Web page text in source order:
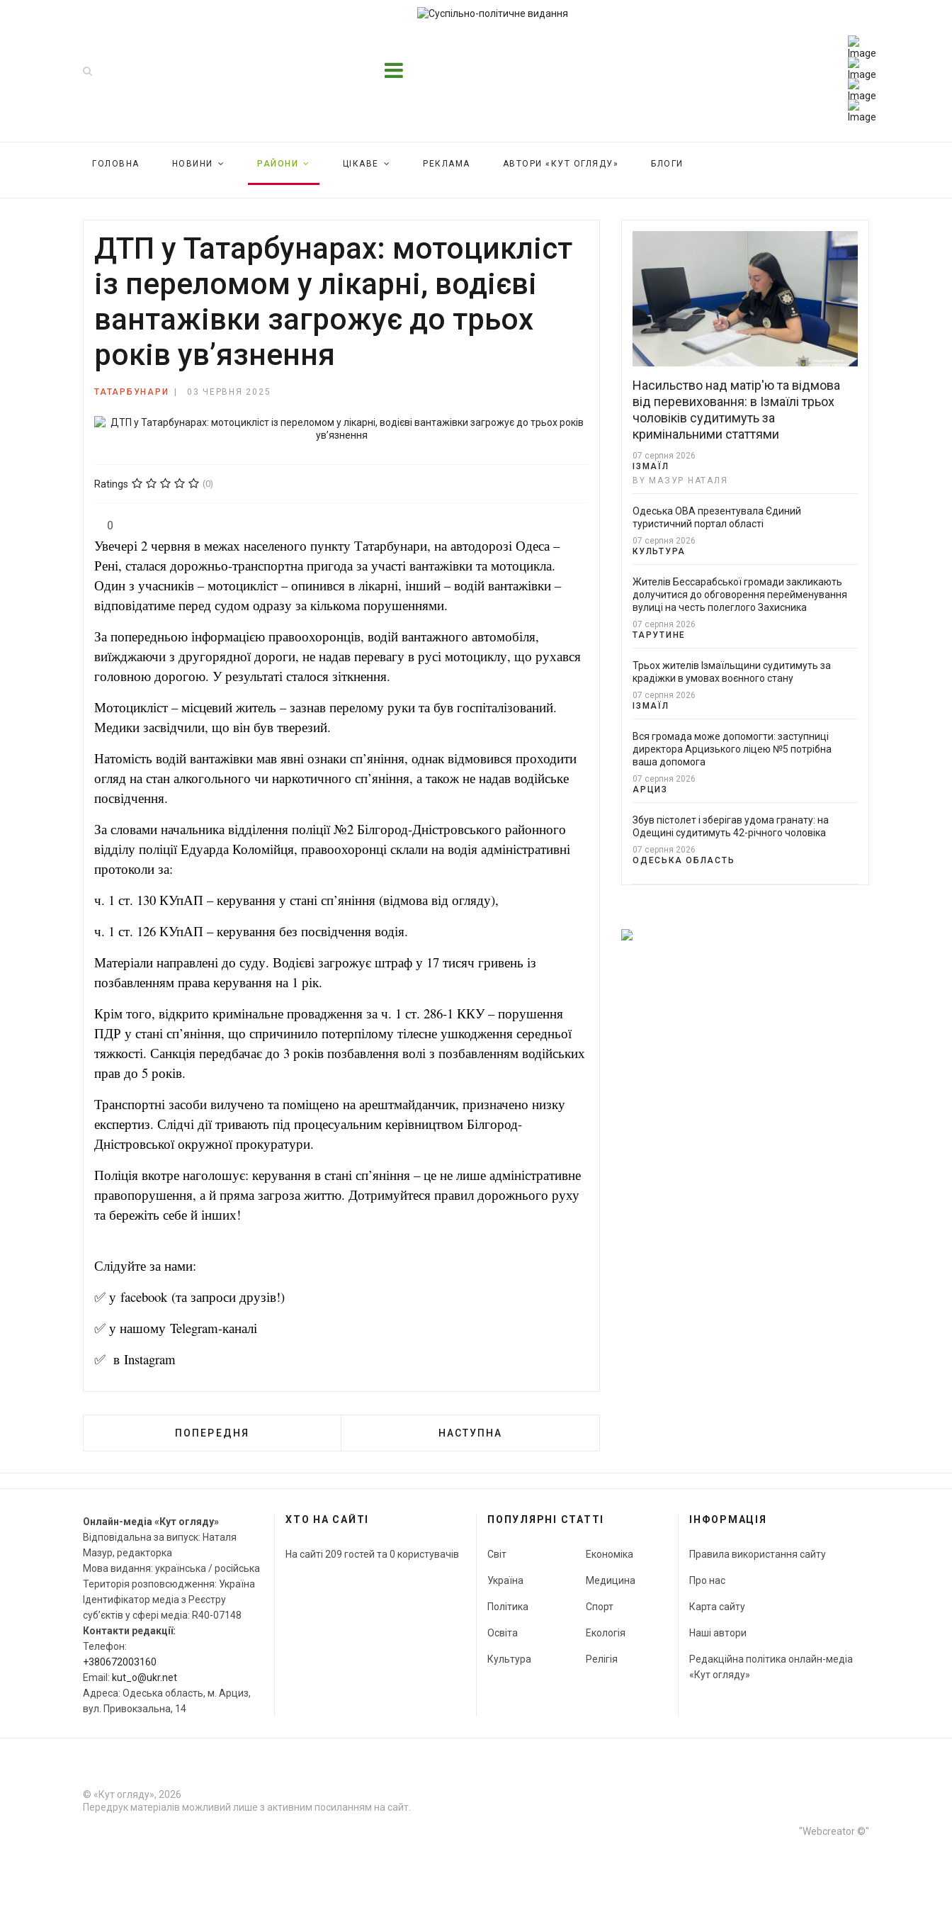
ГОЛОВНА НОВИНИ РАЙОНИ ЦІКАВЕ РЕКЛАМА АВТОРИ «КУТ ОГЛЯДУ» БЛОГИ
ДТП у Татарбунарах: мотоцикліст
із переломом у лікарні, водієві
вантажівки загрожує до трьох
років ув’язнення
ТАТАРБУНАРИ 03 ЧЕРВНЯ 2025
Ratings (0)
0
Увечері 2 червня в межах населеного пункту Татарбунари, на автодорозі Одеса –
Рені, сталася дорожньо-транспортна пригода за участі вантажівки та мотоцикла.
Один з учасників – мотоцикліст – опинився в лікарні, інший – водій вантажівки –
відповідатиме перед судом одразу за кількома порушеннями.
За попередньою інформацією правоохоронців, водій вантажного автомобіля,
виїжджаючи з другорядної дороги, не надав перевагу в русі мотоциклу, що рухався
головною дорогою. У результаті сталося зіткнення.
Мотоцикліст – місцевий житель – зазнав перелому руки та був госпіталізований.
Медики засвідчили, що він був тверезий.
Натомість водій вантажівки мав явні ознаки сп’яніння, однак відмовився проходити
огляд на стан алкогольного чи наркотичного сп’яніння, а також не надав водійське
посвідчення.
За словами начальника відділення поліції №2 Білгород-Дністровського районного
відділу поліції Едуарда Коломійця, правоохоронці склали на водія адміністративні
протоколи за:
ч. 1 ст. 130 КУпАП – керування у стані сп’яніння (відмова від огляду),
ч. 1 ст. 126 КУпАП – керування без посвідчення водія.
Матеріали направлені до суду. Водієві загрожує штраф у 17 тисяч гривень із
позбавленням права керування на 1 рік.
Крім того, відкрито кримінальне провадження за ч. 1 ст. 286-1 ККУ – порушення
ПДР у стані сп’яніння, що спричинило потерпілому тілесне ушкодження середньої
тяжкості. Санкція передбачає до 3 років позбавлення волі з позбавленням водійських
прав до 5 років.
Транспортні засоби вилучено та поміщено на арештмайданчик, призначено низку
експертиз. Слідчі дії тривають під процесуальним керівництвом Білгород-
Дністровської окружної прокуратури.
Поліція вкотре наголошує: керування в стані сп’яніння – це не лише адміністративне
правопорушення, а й пряма загроза життю. Дотримуйтеся правил дорожнього руху
та бережіть себе й інших!
Слідуйте за нами:
✅ у facebook(та запроси друзів!)
✅ у нашому Telegram-каналі
✅ в Instagram
ПОПЕРЕДНЯ НАСТУПНА
Насильство над матір'ю та відмова
від перевиховання: в Ізмаїлі трьох
чоловіків судитимуть за
кримінальними статтями
07 серпня 2026
ІЗМАЇЛ
BY МАЗУР НАТАЛЯ
Одеська ОВА презентувала Єдиний
туристичний портал області
07 серпня 2026
КУЛЬТУРА
Жителів Бессарабської громади закликають
долучитися до обговорення перейменування
вулиці на честь полеглого Захисника
07 серпня 2026
ТАРУТИНЕ
Трьох жителів Ізмаїльщини судитимуть за
крадіжки в умовах воєнного стану
07 серпня 2026
ІЗМАЇЛ
Вся громада може допомогти: заступниці
директора Арцизького ліцею №5 потрібна
ваша допомога
07 серпня 2026
АРЦИЗ
Збув пістолет і зберігав удома гранату: на
Одещині судитимуть 42-річного чоловіка
07 серпня 2026
ОДЕСЬКА ОБЛАСТЬ
Онлайн-медіа «Кут огляду»
Відповідальна за випуск: Наталя
Мазур, редакторка
Мова видання: українська / російська
Територія розповсюдження: Україна
Ідентифікатор медіа з Реєстру
суб’єктів у сфері медіа: R40-07148
Контакти редакції:
Телефон:
+380672003160
Email: kut_o@ukr.net
Адреса: Одеська область, м. Арциз,
вул. Привокзальна, 14
ХТО НА САЙТІ
На сайті 209 гостей та 0 користувачів
ПОПУЛЯРНІ СТАТТІ
Світ
Україна
Політика
Освіта
Культура
Економіка
Медицина
Спорт
Екологія
Релігія
ІНФОРМАЦІЯ
Правила використання сайту
Про нас
Карта сайту
Наші автори
Редакційна політика онлайн-медіа
«Кут огляду»
© «Кут огляду», 2026
Передрук матеріалів можливий лише з активним посиланням на сайт.
"Webcreator ©"